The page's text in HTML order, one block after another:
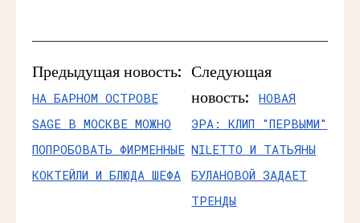
Предыдущая новость:
НА БАРНОМ ОСТРОВЕ
SAGE В МОСКВЕ МОЖНО
ПОПРОБОВАТЬ ФИРМЕННЫЕ
КОКТЕЙЛИ И БЛЮДА ШЕФА
Следующая
новость:
НОВАЯ
ЭРА: КЛИП "ПЕРВЫМИ"
NILETTO И ТАТЬЯНЫ
БУЛАНОВОЙ ЗАДАЕТ
ТРЕНДЫ